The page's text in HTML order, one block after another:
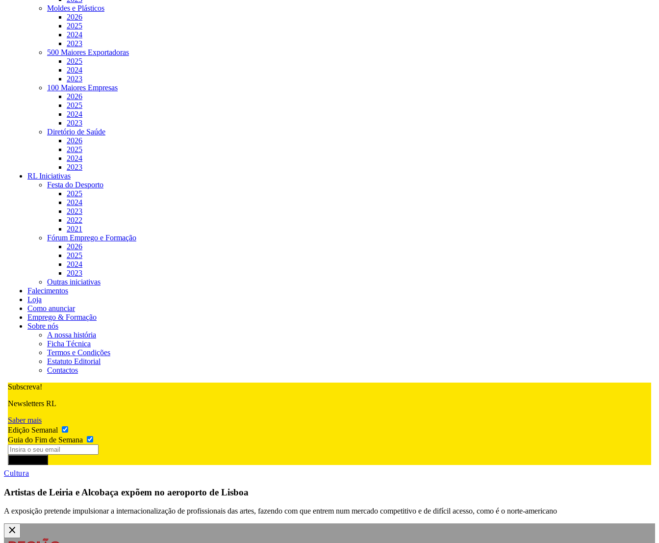
Moldes e Plásticos
2026
2025
2024
2023
500 Maiores Exportadoras
2025
2024
2023
100 Maiores Empresas
2026
2025
2024
2023
Diretório de Saúde
2026
2025
2024
2023
RL Iniciativas
Festa do Desporto
2025
2024
2023
2022
2021
Fórum Emprego e Formação
2026
2025
2024
2023
Outras iniciativas
Falecimentos
Loja
Como anunciar
Emprego & Formação
Sobre nós
A nossa história
Ficha Técnica
Termos e Condições
Estatuto Editorial
Contactos
Subscreva!
Newsletters RL
Saber mais
Edição Semanal
Guia do Fim de Semana
Cultura
Artistas de Leiria e Alcobaça expõem no aeroporto de Lisboa
A exposição pretende impulsionar a internacionalização de profissionais das artes, fazendo com que entrem num mercado competitivo e de difícil acesso, como é o norte-americano